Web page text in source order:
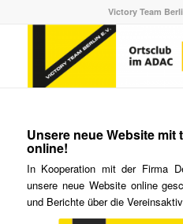
Victory Team
Unsere neue Website mit
online!
In Kooperation mit der Firma
unsere neue Website online
und Berichte über die